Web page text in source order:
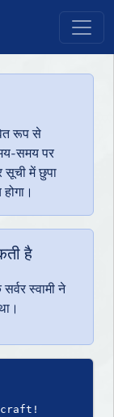
रूप से
समय पर
सूची में छुपा
है
स्वामी ने